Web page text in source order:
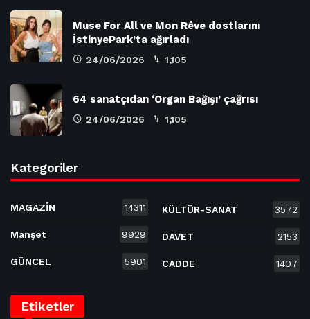
Muse For All ve Mon Rêve dostlarını
İstinyePark’ta ağırladı
24/06/2026 1,105
64 sanatçıdan ‘Organ Bağışı’ çağrısı
24/06/2026 1,105
Kategoriler
MAGAZİN 14311
Manşet 9929
GÜNCEL 5901
KÜLTÜR-SANAT 3572
DAVET 2153
CADDE 1407
Etiketler